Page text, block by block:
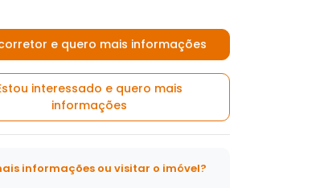
e quero mais informações
interessado e quero mais
informações
informações ou visitar o imóvel?